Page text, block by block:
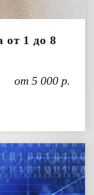
от 1 до 8
от 5 000 р.